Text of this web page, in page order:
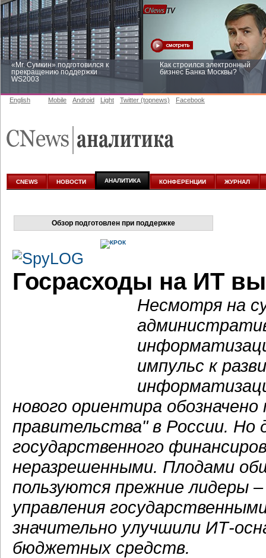
«Mr. Сумкин» подготовился к
прекращению поддержки
WS2003
Как строился электронный
бизнес Банка Москвы?
аналитике
English Mobile Android Light Twitter (topnews) Facebook
CNEWS НОВОСТИ АНАЛИТИКА КОНФЕРЕНЦИИ ЖУРНАЛ
Обзор подготовлен при поддержке
Госрасходы на ИТ
Несмотря на
импульс к
нового ориентира
правительства" в России. Но
государственного
неразрешенными. Плодами
пользуются прежние лидеры
управления
значительно улучшили ИТ-
бюджетных средств.